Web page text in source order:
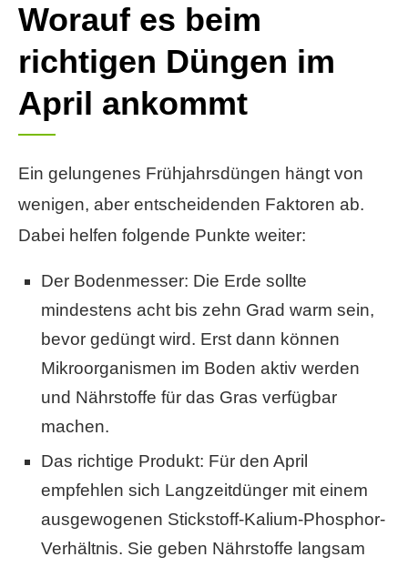
Worauf es beim
richtigen Düngen im
April ankommt
Ein gelungenes Frühjahrsdüngen hängt von
wenigen, aber entscheidenden Faktoren ab.
Dabei helfen folgende Punkte weiter:
Der Bodenmesser: Die Erde sollte
mindestens acht bis zehn Grad warm sein,
bevor gedüngt wird. Erst dann können
Mikroorganismen im Boden aktiv werden
und Nährstoffe für das Gras verfügbar
machen.
Das richtige Produkt: Für den April
empfehlen sich Langzeitdünger mit einem
ausgewogenen Stickstoff-Kalium-Phosphor-
Verhältnis. Sie geben Nährstoffe langsam